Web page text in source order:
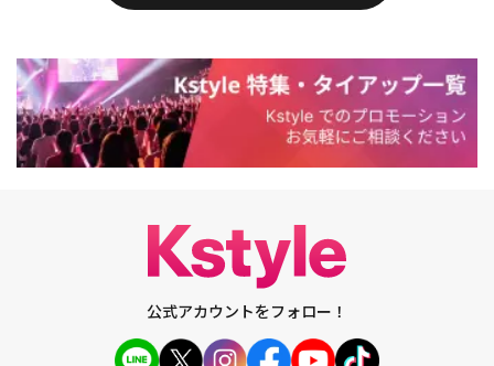
公式アカウントをフォロー！